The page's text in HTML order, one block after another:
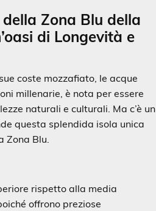
Zona Blu della
di Longevità e
coste mozzafiato, le acque
millenarie, è nota per essere
naturali e culturali. Ma c’è un
questa splendida isola unica
Zona Blu.
rispetto alla media
offrono preziose